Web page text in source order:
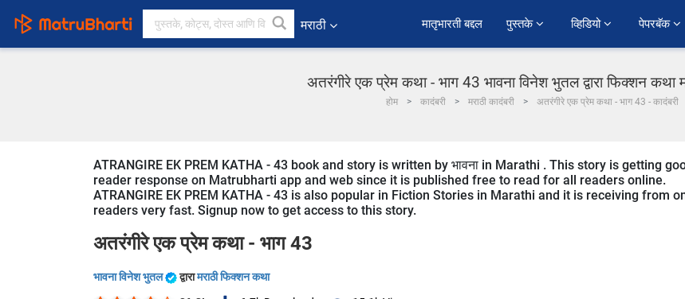
मराठी ﻿मातृभारती बद्दल पुस्तके व्हिडियो पेपरबॅक
अतरंगीरे एक प्रेम कथा - भाग 43 भावना विनेश भुतल द्वारा फिक्शन कथा
होम कादंबरी मराठी कादंबरी अतरंगीरे एक प्रेम कथा - भाग 43 - कादंबरी
ATRANGIRE EK PREM KATHA - 43 book and story is written by भावना in Marathi . This story is getting
reader response on Matrubharti app and web since it is published free to read for all readers online.
ATRANGIRE EK PREM KATHA - 43 is also popular in Fiction Stories in Marathi and it is receiving from
readers very fast. Signup now to get access to this story.
अतरंगीरे एक प्रेम कथा - भाग 43
भावना विनेश भुतल द्वारामराठी फिक्शन कथा